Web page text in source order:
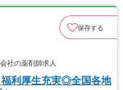
保存する
社の薬剤師求人
福利厚生充実◎全国各地